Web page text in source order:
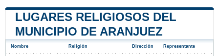
LUGARES RELIGIOSOS DEL
MUNICIPIO DE ARANJUEZ
Nombre Religión Dirección Representante